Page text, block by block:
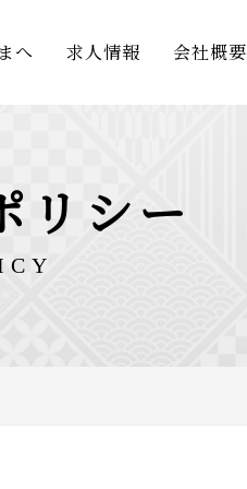
へ 求人情報 会社概要
リシー